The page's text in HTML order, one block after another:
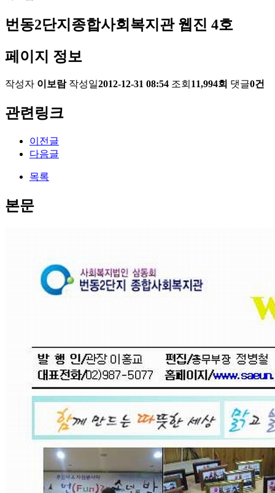
번동2단지종합사회복지관 웹진 4호
페이지 정보
작성자 이보람 작성일2012-12-31 08:54 조회 11,994회 댓글0건
관련링크
이전글
다음글
목록
본문